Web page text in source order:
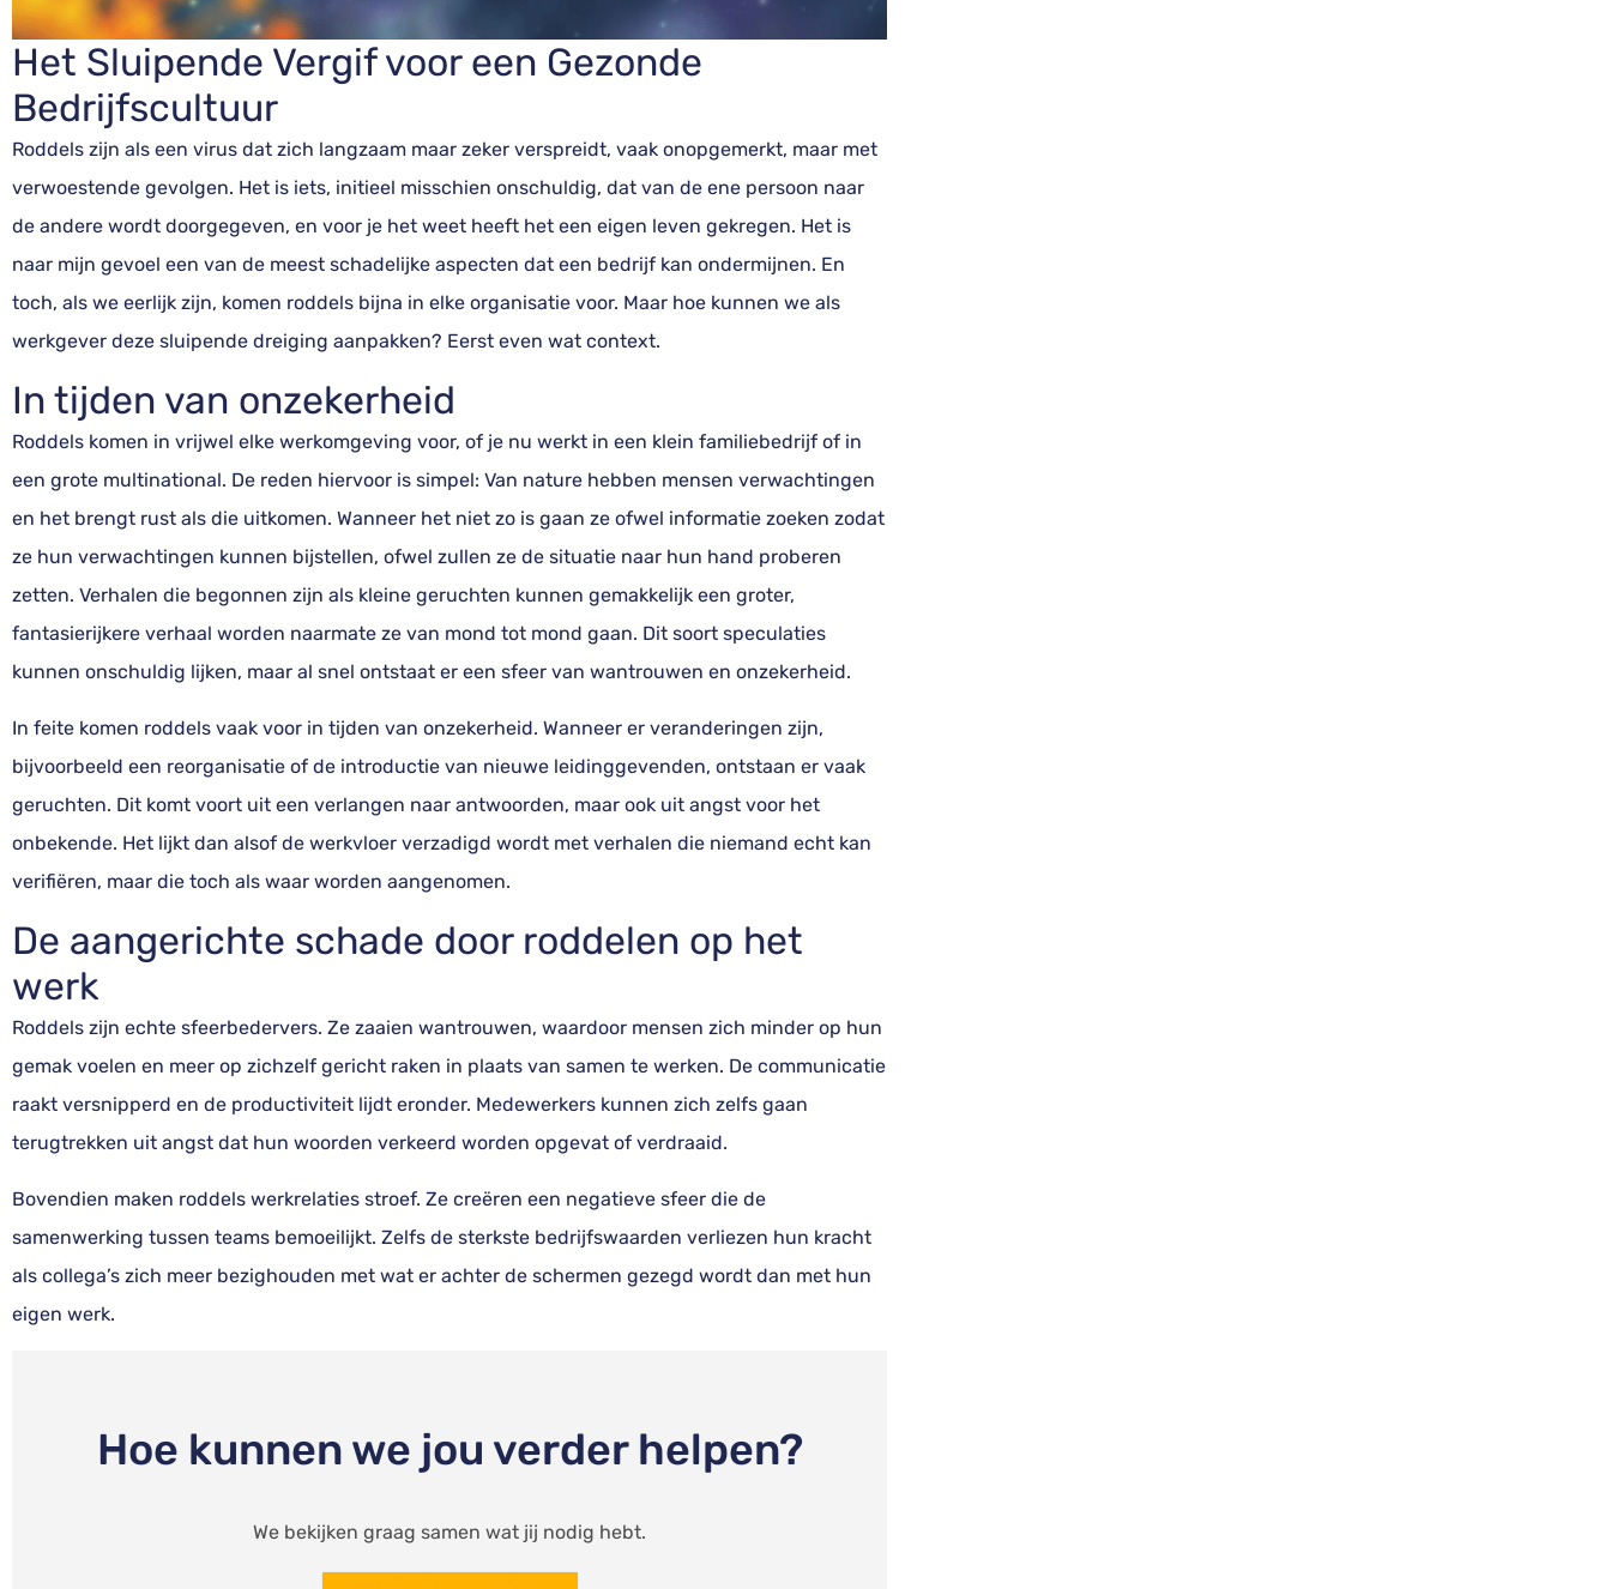
Het Sluipende Vergif voor een Gezonde
Bedrijfscultuur
Roddels zijn als een virus dat zich langzaam maar zeker verspreidt, vaak onopgemerkt, maar met
verwoestende gevolgen. Het is iets, initieel misschien onschuldig, dat van de ene persoon naar
de andere wordt doorgegeven, en voor je het weet heeft het een eigen leven gekregen. Het is
naar mijn gevoel een van de meest schadelijke aspecten dat een bedrijf kan ondermijnen. En
toch, als we eerlijk zijn, komen roddels bijna in elke organisatie voor. Maar hoe kunnen we als
werkgever deze sluipende dreiging aanpakken? Eerst even wat context.
In tijden van onzekerheid
Roddels komen in vrijwel elke werkomgeving voor, of je nu werkt in een klein familiebedrijf of in
een grote multinational. De reden hiervoor is simpel: Van nature hebben mensen verwachtingen
en het brengt rust als die uitkomen. Wanneer het niet zo is gaan ze ofwel informatie zoeken zodat
ze hun verwachtingen kunnen bijstellen, ofwel zullen ze de situatie naar hun hand proberen
zetten. Verhalen die begonnen zijn als kleine geruchten kunnen gemakkelijk een groter,
fantasierijkere verhaal worden naarmate ze van mond tot mond gaan. Dit soort speculaties
kunnen onschuldig lijken, maar al snel ontstaat er een sfeer van wantrouwen en onzekerheid.
In feite komen roddels vaak voor in tijden van onzekerheid. Wanneer er veranderingen zijn,
bijvoorbeeld een reorganisatie of de introductie van nieuwe leidinggevenden, ontstaan er vaak
geruchten. Dit komt voort uit een verlangen naar antwoorden, maar ook uit angst voor het
onbekende. Het lijkt dan alsof de werkvloer verzadigd wordt met verhalen die niemand echt kan
verifiëren, maar die toch als waar worden aangenomen.
De aangerichte schade door roddelen op het
werk
Roddels zijn echte sfeerbedervers. Ze zaaien wantrouwen, waardoor mensen zich minder op hun
gemak voelen en meer op zichzelf gericht raken in plaats van samen te werken. De communicatie
raakt versnipperd en de productiviteit lijdt eronder. Medewerkers kunnen zich zelfs gaan
terugtrekken uit angst dat hun woorden verkeerd worden opgevat of verdraaid.
Bovendien maken roddels werkrelaties stroef. Ze creëren een negatieve sfeer die de
samenwerking tussen teams bemoeilijkt. Zelfs de sterkste bedrijfswaarden verliezen hun kracht
als collega’s zich meer bezighouden met wat er achter de schermen gezegd wordt dan met hun
eigen werk.
Hoe kunnen we jou verder helpen?
We bekijken graag samen wat jij nodig hebt.